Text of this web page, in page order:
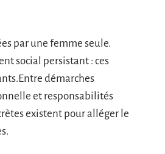
par une femme seule.
social persistant : ces
démarches
et responsabilités
existent pour alléger le